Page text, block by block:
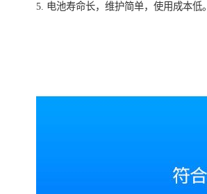
5. 电池寿命长，维护简单，使用成本低。